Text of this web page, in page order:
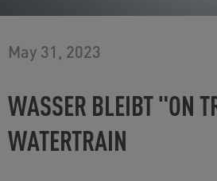
May 31, 2023
WASSER BLEIBT "ON
WATERTRAIN